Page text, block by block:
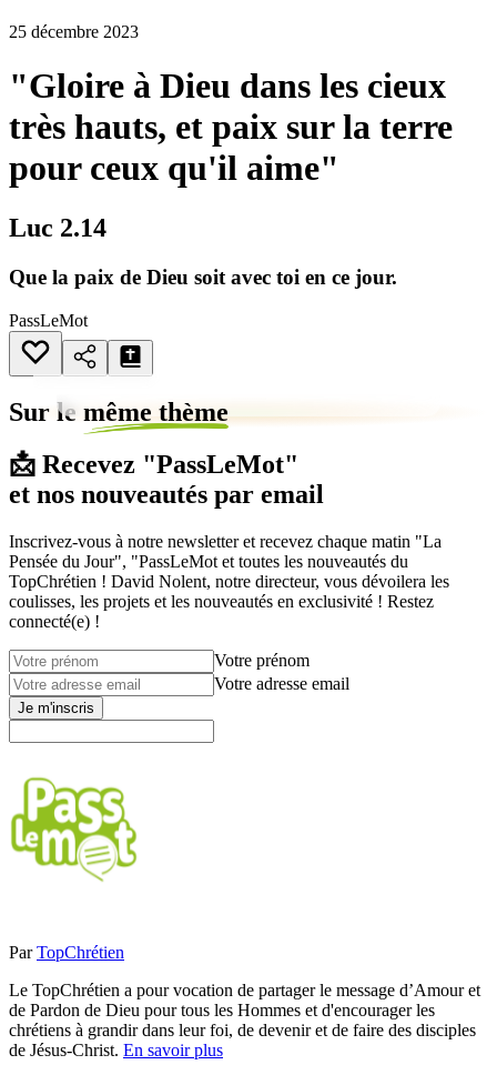
25 décembre 2023
"Gloire à Dieu dans les cieux
très hauts, et paix sur la terre
pour ceux qu'il aime"
Luc 2.14
Que la paix de Dieu soit avec toi en ce jour.
PassLeMot
Sur le même thème
📩 Recevez "PassLeMot"
et nos nouveautés par email
Inscrivez-vous à notre newsletter et recevez chaque matin "La
Pensée du Jour", "PassLeMot et toutes les nouveautés du
TopChrétien ! David Nolent, notre directeur, vous dévoilera les
coulisses, les projets et les nouveautés en exclusivité ! Restez
connecté(e) !
Votre prénom
Votre adresse email
Je m'inscris
Par TopChrétien
Le TopChrétien a pour vocation de partager le message d’Amour et
de Pardon de Dieu pour tous les Hommes et d'encourager les
chrétiens à grandir dans leur foi, de devenir et de faire des disciples
de Jésus-Christ. En savoir plus